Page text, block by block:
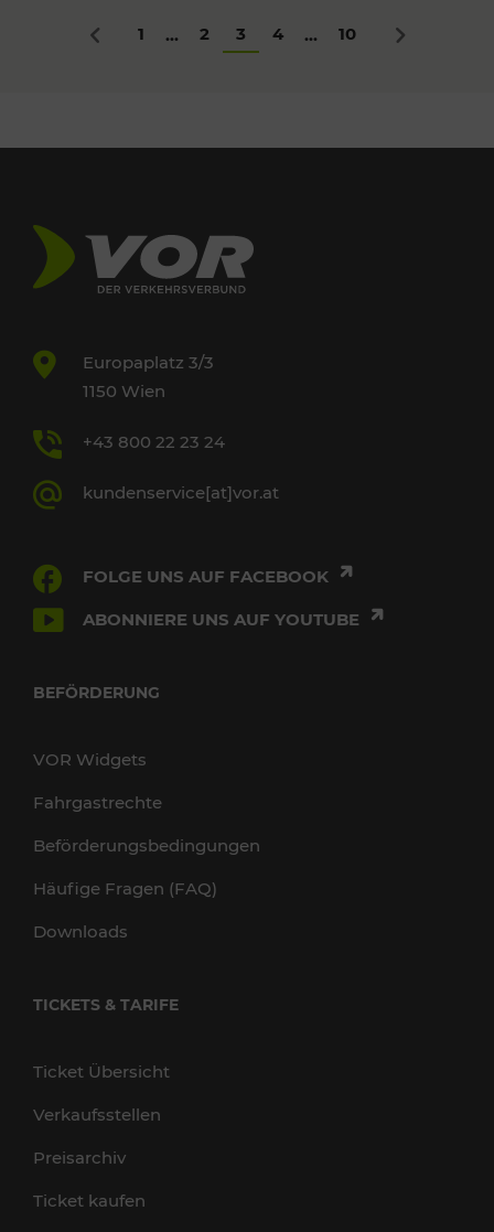
Zurück
1 ... 2 3 4 ... 10 Nächstes
Europaplatz 3/3
1150 Wien
+43 800 22 23 24
kundenservice[at]vor.at
FOLGE UNS AUF FACEBOOK
ABONNIERE UNS AUF YOUTUBE
BEFÖRDERUNG
VOR Widgets
Fahrgastrechte
Beförderungsbedingungen
Häufige Fragen (FAQ)
Downloads
TICKETS & TARIFE
Ticket Übersicht
Verkaufsstellen
Preisarchiv
Ticket kaufen